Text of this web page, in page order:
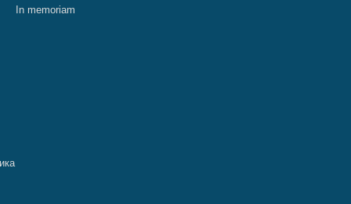
In memoriam